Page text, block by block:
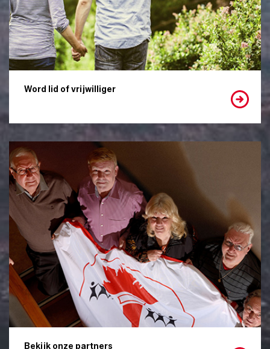
Word lid of vrijwilliger
Bekijk onze partners